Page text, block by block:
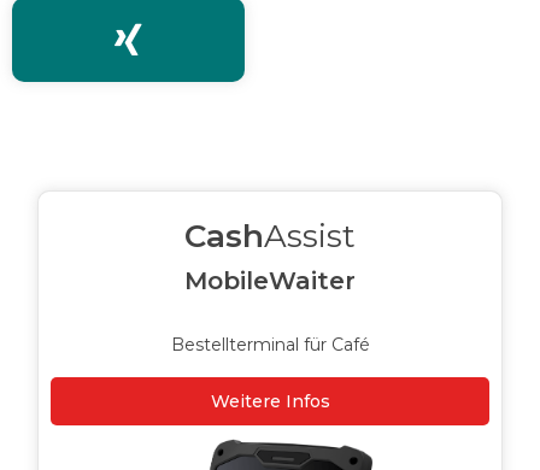

CashAssist
MobileWaiter
Bestellterminal für Café
Weitere Infos